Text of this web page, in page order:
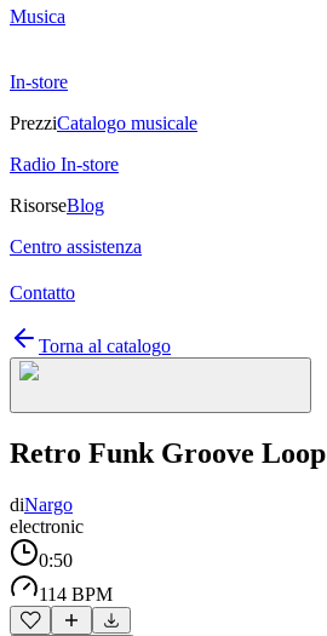
Musica
In-store
PrezziCatalogo musicale
Radio In-store
RisorseBlog
Centro assistenza
Contatto
Torna al catalogo
Retro Funk Groove Loop
diNargo
electronic
0:50
114 BPM